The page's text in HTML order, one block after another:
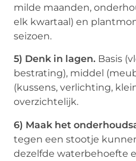
milde maanden,
elk kwartaal) en
seizoen.
5) Denk in lagen. Basis
bestrating), middel
(kussens, verlichting,
overzichtelijk.
6) Maak het
tegen een stootje
dezelfde waterbehoefte